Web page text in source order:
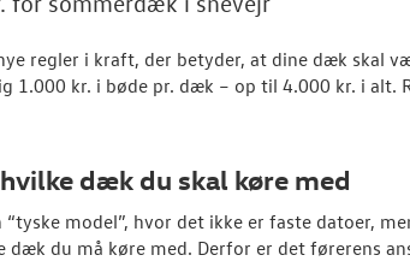
regler i kraft, der betyder, at dine dæk skal
1.000 kr. i bøde pr. dæk – op til 4.000 kr. i alt.
dæk du skal køre med
model”, hvor det ikke er faste datoer,
dæk du må køre med. Derfor er det førerens